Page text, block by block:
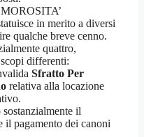
in merito a diversi
qualche breve cenno.
quattro,
differenti:
Sfratto Per
relativa alla locazione
il
il pagamento dei canoni